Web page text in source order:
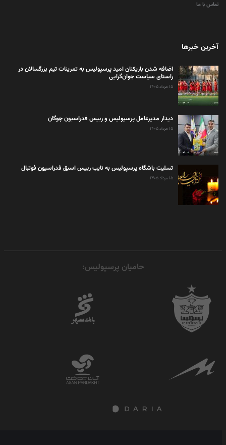
تماس با ما
آخرین خبرها
اضافه شدن بازیکنان امید پرسپولیس به تمرینات تیم بزرگسالان در
راستای سیاست جوان‌گرایی
۱۵ مرداد ۱۴۰۵
دیدار مدیرعامل پرسپولیس و رییس فدراسیون چوگان
۱۵ مرداد ۱۴۰۵
تسلیت باشگاه پرسپولیس به نایب رییس اسبق فدراسیون فوتبال
۱۵ مرداد ۱۴۰۵
حامیان پرسپولیس: